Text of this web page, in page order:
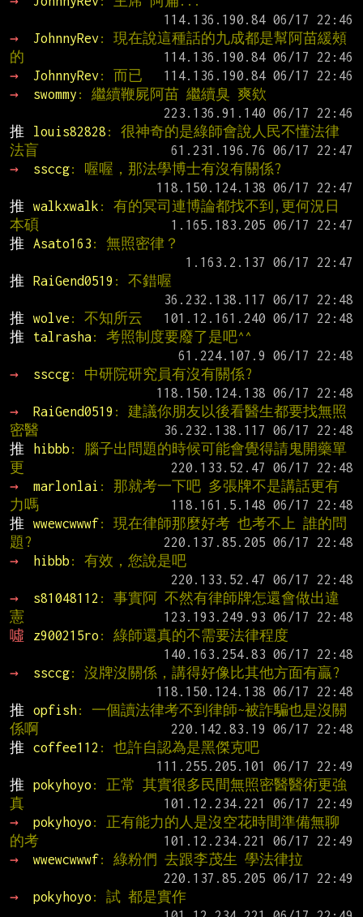
→
JohnnyRev : 現在說這種話的九成都是幫阿苗緩頰
的
→
JohnnyRev : 而已
→
swommy : 繼續鞭屍阿苗 繼續臭 爽欸
推
louis82828 : 很神奇的是綠師會說人民不懂法律
法盲
→
ssccg: 喔喔，那法學博士有沒有關係?
推
walkxwalk : 有的冥司連博論都找不到,更何況日
本碩
推
Asato163 : 無照密律？
推
RaiGend0519 : 不錯喔
推
wolve : 不知所云
推
talrasha: 考照制度要廢了是吧^^
→
ssccg: 中研院研究員有沒有關係?
→
RaiGend0519 : 建議你朋友以後看醫生都要找無照
密醫
推
hibbb : 腦子出問題的時候可能會覺得請鬼開藥單
更
→
marlonlai : 那就考一下吧 多張牌不是講話更有
力嗎
推
wwewcwwwf: 現在律師那麼好考 也考不上 誰的問
題?
→
hibbb : 有效，您說是吧
→
s81048112 : 事實阿 不然有律師牌怎還會做出違
憲
噓
z900215ro : 綠師還真的不需要法律程度
→
ssccg: 沒牌沒關係，講得好像比其他方面有贏?
推
opfish: 一個讀法律考不到律師~被詐騙也是沒關
係啊
推
coffee112 : 也許自認為是黑傑克吧
推
pokyhoyo : 正常 其實很多民間無照密醫醫術更強
真
→
pokyhoyo : 正有能力的人是沒空花時間準備無聊
的考
→
wwewcwwwf: 綠粉們 去跟李茂生 學法律拉
→
pokyhoyo : 試 都是實作